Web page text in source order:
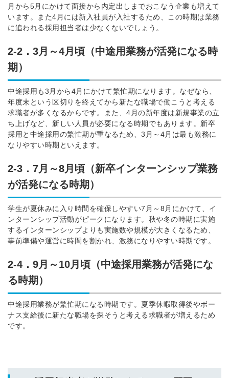
月から5月にかけて面接から内定出しまでおこなう企業も増えて
います。また4月には新入社員が入社するため、この時期は業務
に追われる採用担当者は少なくないでしょう。
2-2．3月～4月頃（中途用業務が活発になる時
期）
中途採用も3月から4月にかけて繁忙期になります。なぜなら、
年度末という区切りを終えてから新たな職場で働こうと考える
求職者が多くなるからです。また、4月の新年度は新規事業の立
ち上げなど、新しい人員が必要になる時期でもあります。新卒
採用と中途採用の繁忙期が重なるため、3月～4月は最も激務に
なりやすい時期といえます。
2-3． 7月～8月頃（新卒インターンシップ業務
が活発になる時期）
学生が夏休みに入り時間を確保しやすい7月～8月にかけて、イ
ンターンシップ活動がピークになります。秋や冬の時期に実施
するインターンシップよりも実施数や規模が大きくなるため、
事前準備や運営に時間を割かれ、 激務になりやすい時期です。
2-4．9月～10月頃（中途採用業務が活発にな
る時期）
中途採用業務が繁忙期になる時期です。夏季休暇取得後やボー
ナス支給後に新たな職場を探そうと考える求職者が増えるため
です。